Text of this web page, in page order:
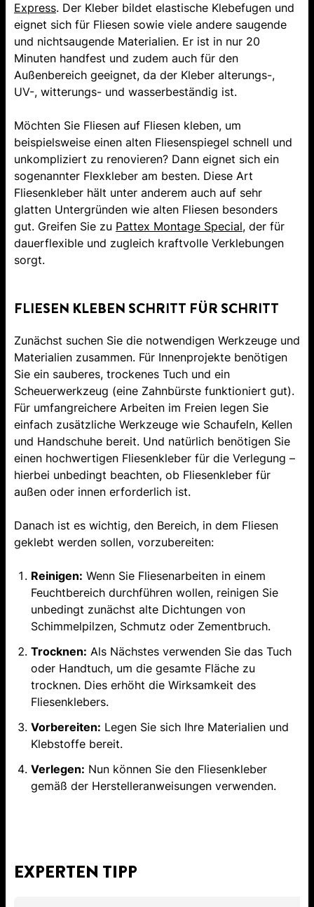
Express. Der Kleber bildet elastische Klebefugen und
eignet sich für Fliesen sowie viele andere saugende
und nichtsaugende Materialien. Er ist in nur 20
Minuten handfest und zudem auch für den
Außenbereich geeignet, da der Kleber alterungs-,
UV-, witterungs- und wasserbeständig ist.
Möchten Sie Fliesen auf Fliesen kleben, um
beispielsweise einen alten Fliesenspiegel schnell und
unkompliziert zu renovieren? Dann eignet sich ein
sogenannter Flexkleber am besten. Diese Art
Fliesenkleber hält unter anderem auch auf sehr
glatten Untergründen wie alten Fliesen besonders
gut. Greifen Sie zu Pattex Montage Special, der für
dauerflexible und zugleich kraftvolle Verklebungen
sorgt.
FLIESEN KLEBEN SCHRITT FÜR SCHRITT
Zunächst suchen Sie die notwendigen Werkzeuge und
Materialien zusammen. Für Innenprojekte benötigen
Sie ein sauberes, trockenes Tuch und ein
Scheuerwerkzeug (eine Zahnbürste funktioniert gut).
Für umfangreichere Arbeiten im Freien legen Sie
einfach zusätzliche Werkzeuge wie Schaufeln, Kellen
und Handschuhe bereit. Und natürlich benötigen Sie
einen hochwertigen Fliesenkleber für die Verlegung –
hierbei unbedingt beachten, ob Fliesenkleber für
außen oder innen erforderlich ist.
Danach ist es wichtig, den Bereich, in dem Fliesen
geklebt werden sollen, vorzubereiten:
Reinigen: Wenn Sie Fliesenarbeiten in einem
Feuchtbereich durchführen wollen, reinigen Sie
unbedingt zunächst alte Dichtungen von
Schimmelpilzen, Schmutz oder Zementbruch.
Trocknen: Als Nächstes verwenden Sie das Tuch
oder Handtuch, um die gesamte Fläche zu
trocknen. Dies erhöht die Wirksamkeit des
Fliesenklebers.
Vorbereiten: Legen Sie sich Ihre Materialien und
Klebstoffe bereit.
Verlegen: Nun können Sie den Fliesenkleber
gemäß der Herstelleranweisungen verwenden.
EXPERTEN TIPP